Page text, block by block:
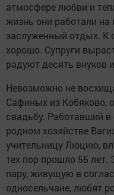
атмосфере любви и
жизнь они работали на
заслуженный отдых. К
хорошо. Супруги
радуют десять внуков
Невозможно не
Сафиных из Кобяково,
свадьбу. Работавший
родном хозяйстве
учительницу Люцию,
тех пор прошло 55 лет.
пару, живущую в
односельчане, любят